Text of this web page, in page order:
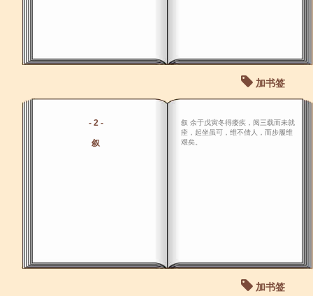
加书签
- 2 -
叙
叙 余于戊寅冬得痿疾，阅三载而未就
痊，起坐虽可，维不倩人，而步履维
艰矣。
加书签